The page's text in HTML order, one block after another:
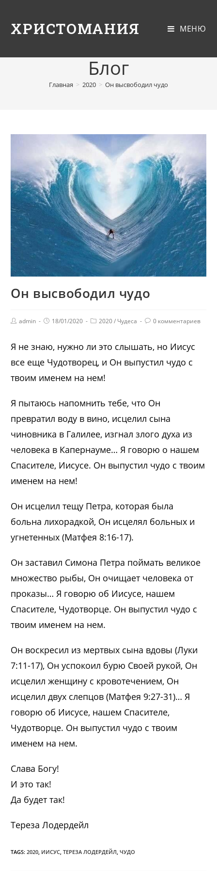
ХРИСТОМАНИЯ МЕНЮ
Блог
Главная > 2020 > Он высвободил чудо
Он высвободил чудо
admin 18/01/2020 2020 / Чудеса 0 комментариев
Я не знаю, нужно ли это слышать, но Иисус
все еще Чудотворец, и Он выпустил чудо с
твоим именем на нем!
Я пытаюсь напомнить тебе, что Он
превратил воду в вино, исцелил сына
чиновника в Галилее, изгнал злого духа из
человека в Капернауме… Я говорю о нашем
Спасителе, Иисусе. Он выпустил чудо с твоим
именем на нем!
Он исцелил тещу Петра, которая была
больна лихорадкой, Он исцелял больных и
угнетенных (Матфея 8:16-17).
Он заставил Симона Петра поймать великое
множество рыбы, Он очищает человека от
проказы… Я говорю об Иисусе, нашем
Спасителе, Чудотворце. Он выпустил чудо с
твоим именем на нем.
Он воскресил из мертвых сына вдовы (Луки
7:11-17), Он успокоил бурю Своей рукой, Он
исцелил женщину с кровотечением, Он
исцелил двух слепцов (Матфея 9:27-31)… Я
говорю об Иисусе, нашем Спасителе,
Чудотворце. Он выпустил чудо с твоим
именем на нем.
Слава Богу!
И это так!
Да будет так!
Тереза Лодердейл
TAGS:2020 ИИСУС ТЕРЕЗА ЛОДЕРДЕЙЛ ЧУДО